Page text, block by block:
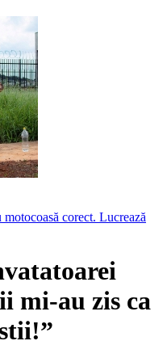
corect. Lucrează
mi-au zis ca